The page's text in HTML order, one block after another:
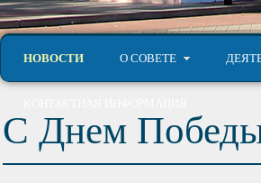
НОВОСТИ О СОВЕТЕ
С Днем